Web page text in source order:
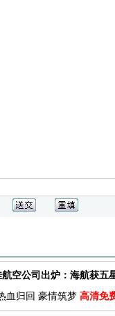
航空公司出炉：海航获五
血归回 豪情筑梦 高清免